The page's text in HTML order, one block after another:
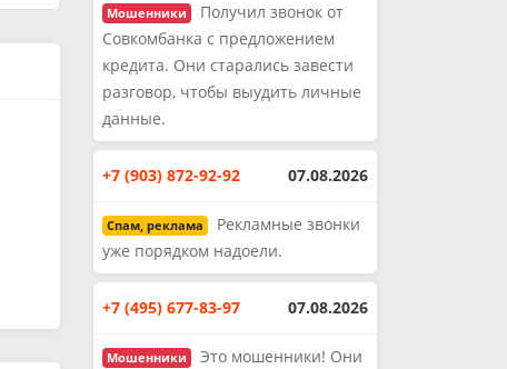
Мошенники
Получил звонок от
Совкомбанка с предложением
кредита. Они старались завести
разговор, чтобы выудить личные
данные.
+7 (903) 872-92-92 07.08.2026
Спам, реклама
Рекламные звонки
уже порядком надоели.
+7 (495) 677-83-97 07.08.2026
Мошенники
Это мошенники! Они